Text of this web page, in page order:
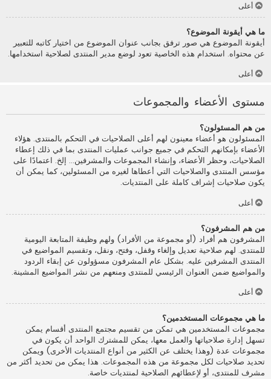
أعلى
ما هي أيقونة الموضوع؟
أيقونة الموضوع هي صور ترفق بجانب عنوان الموضوع من اختيار كاتبه للتعبير
عن محتواه. استخدام هذه الخاصية تعود لوضع مدير المنتدى لصلاحية استخدامها.
أعلى
مستوى الأعضاء والمجموعات
من هم المسئولون؟
المسئولون هو أعضاء معينون لهم أعلى الصلاحيات في التحكم بالمنتدى. هؤلاء
الأعضاء بإمكانهم التحكم في جميع جوانب عمليات المنتدى بما في ذلك إعطاء
الصلاحيات، وحظر الأعضاء، وإنشاء المجموعات والمشرفين... إلخ. اعتمادًا على
مؤسس المنتدى والصلاحيات التي أعطاها لغيره من المسئولين، كما يمكن أن
يكون صلاحيات إشراف كاملة على المنتديات.
أعلى
من هم المشرفون؟
المشرفون هم أفراد (أو مجموعة من الأفراد) ولهم وظيفة المتابعة اليومية
للمنتدى. لهم صلاحية تعديل وإلغاء وقفل، وفتح، ونقل، وتقسيم المواضيع في
المنتدى المشرفين عليه. بشكل عام المشرفون مسؤولون عن إبقاء الردود
والمواضيع ضمن العنوان الرئيسي للمنتدى ومنعهم من نشر المواضيع المشينة.
أعلى
ما هي مجموعات المستخدمين؟
مجموعات المستخدمين هي تمكن من تقسيم مجتمع المنتدى أقسام يمكن
تسهل إدارة صلاحياتها والعمل معها، يمكن للمشترك الواحد أن يكون في
مجموعات عدة (وهذا يختلف عن الكثير من أنواع المنتديات الأخرى) ويمكن
تحديد صلاحيات لكل مجموعة من هذه المجموعات. هذا يمكن من تحديد أكثر من
مشرف للمنتدى، أو لإعطائهم الصلاحية لمنتديات خاصة.